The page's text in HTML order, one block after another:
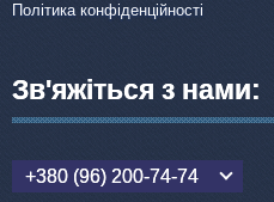
Політика конфіденційності
Зв'яжіться з нами:
+380 (96) 200-74-74